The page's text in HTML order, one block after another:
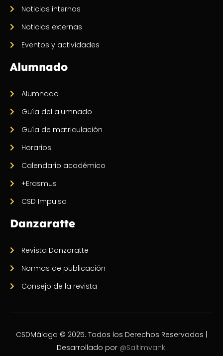
Noticias internas
Noticias externas
Eventos y actividades
Alumnado
Alumnado
Guía del alumnado
Guía de matriculación
Horarios
Calendario académico
+Erasmus
CSD Impulsa
Danzaratte
Revista Danzaratte
Normas de publicación
Consejo de la revista
CSDMálaga © 2025. Todos los Derechos Reservados |
Desarrollado por @Saltimvanki